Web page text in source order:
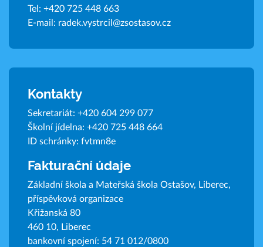
Tel: +420 725 448 663
E-mail: radek.vystrcil@zsostasov.cz
Kontakty
Sekretariát: +420 604 299 077
Školní jídelna: +420 725 448 664
ID schránky: fvtmn8e
Fakturační údaje
Základní škola a Mateřská škola Ostašov, Liberec,
příspěvková organizace
Křižanská 80
460 10, Liberec
bankovní spojení: 54 71 012/0800